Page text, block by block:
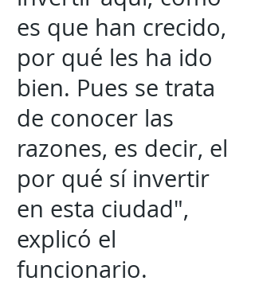
es que han crecido,
por qué les ha ido
bien. Pues se trata
de conocer las
razones, es decir, el
por qué sí invertir
en esta ciudad",
explicó el
funcionario.